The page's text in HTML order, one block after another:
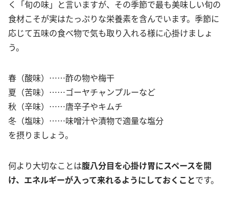
く「旬の味」と言いますが、その季節で最も美味しい旬の
食材こそが実はたっぷりな栄養素を含んでいます。季節に
応じて五味の食べ物で気も取り入れる様に心掛けましょ
う。
春（酸味）……酢の物や梅干
夏（苦味）……ゴーヤチャンプルーなど
秋（辛味）……唐辛子やキムチ
冬（塩味）……味噌汁や漬物で適量な塩分
を摂りましょう。
何より大切なことは腹八分目を心掛け胃にスペースを開
け、エネルギーが入って来れるようにしておくことです。